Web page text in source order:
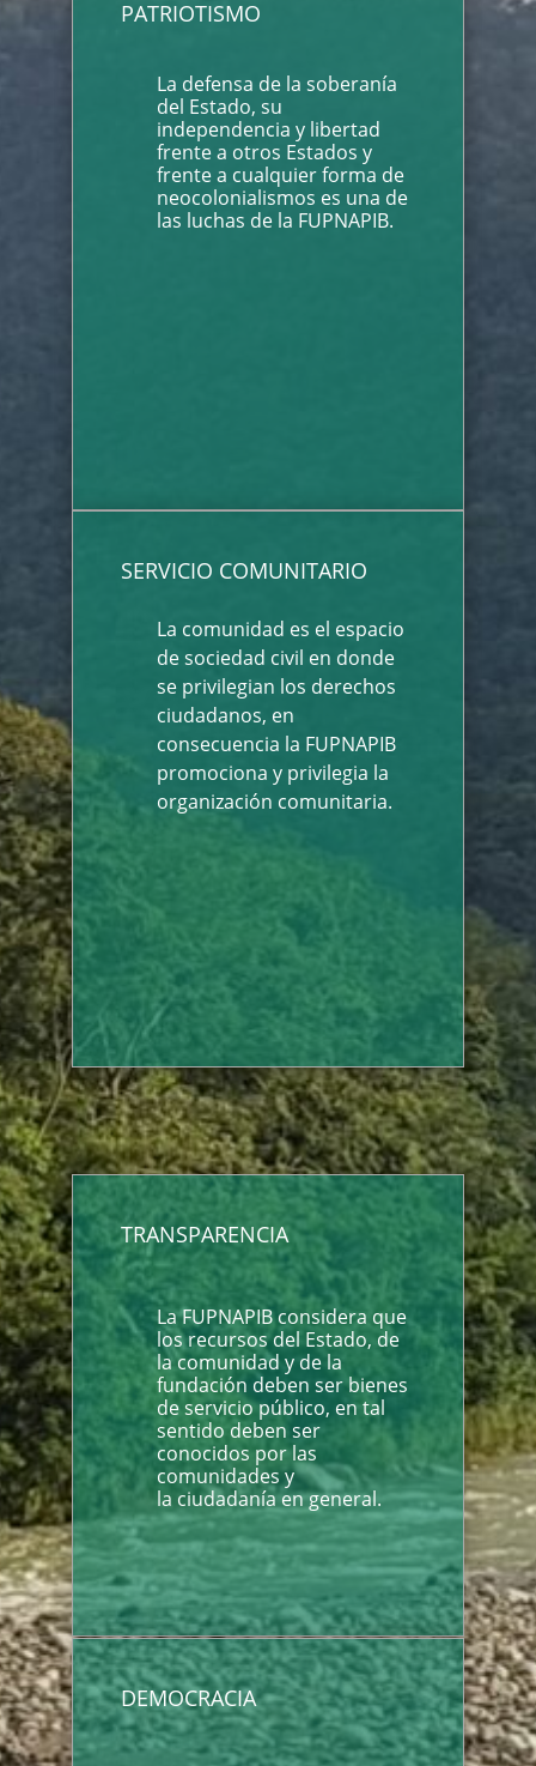
PATRIOTISMO
La defensa de la soberanía
del Estado, su
independencia y libertad
frente a otros Estados y
frente a cualquier forma de
neocolonialismos es una de
las luchas de la FUPNAPIB.
SERVICIO COMUNITARIO
La comunidad es el espacio
de sociedad civil en donde
se privilegian los derechos
ciudadanos, en
consecuencia la FUPNAPIB
promociona y privilegia la
organización comunitaria.
TRANSPARENCIA
La FUPNAPIB considera que
los recursos del Estado, de
la comunidad y de la
fundación deben ser bienes
de servicio público, en tal
sentido deben ser
conocidos por las
comunidades y
la ciudadanía en general.
DEMOCRACIA